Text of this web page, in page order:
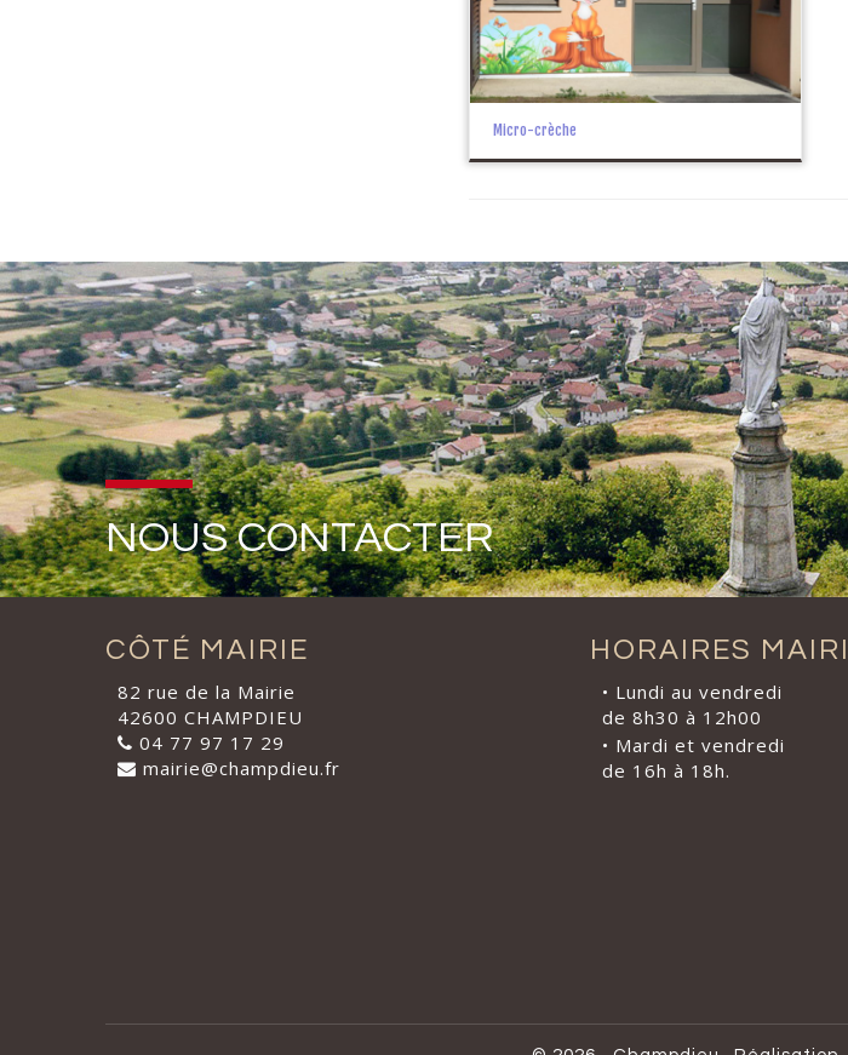
Micro-crèche
NOUS CONTACTER
CÔTÉ MAIRIE
82 rue de la Mairie
42600 CHAMPDIEU
04 77 97 17 29
mairie@champdieu.fr
HORAIRES
• Lundi au vendredi
de 8h30 à 12h00
• Mardi et vendredi
de 16h à 18h.